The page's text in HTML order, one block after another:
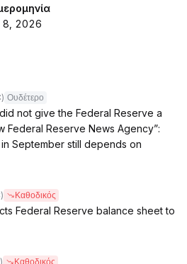
8, 2026
Ουδέτερο
not give the Federal Reserve a
Federal Reserve News Agency”:
September still depends on
Καθοδικός
Federal Reserve balance sheet to
Καθοδικός